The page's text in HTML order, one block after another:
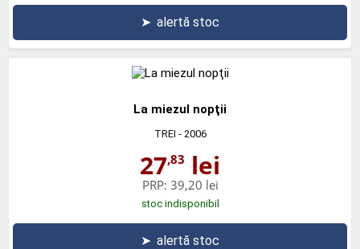
➤ alertă stoc
La miezul nopţii
TREI - 2006
27,83 lei
PRP: 39,20 lei
stoc indisponibil
➤ alertă stoc